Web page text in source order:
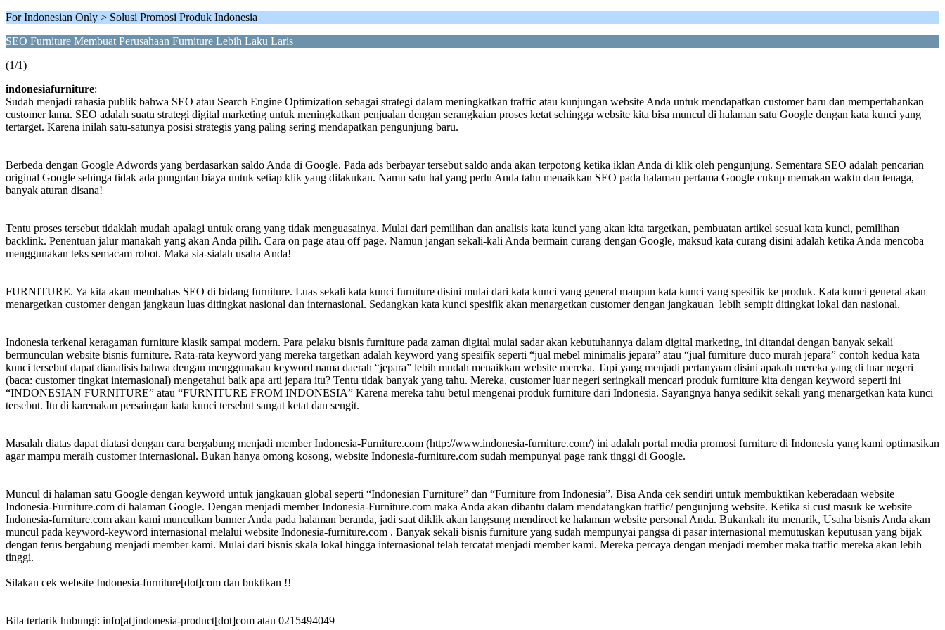
For Indonesian Only > Solusi Promosi Produk Indonesia
SEO Furniture Membuat Perusahaan Furniture Lebih Laku Laris
(1/1)
indonesiafurniture:
Sudah menjadi rahasia publik bahwa SEO atau Search Engine Optimization sebagai strategi dalam meningkatkan traffic atau kunjungan website Anda untuk mendapatkan customer baru dan mempertahankan
customer lama. SEO adalah suatu strategi digital marketing untuk meningkatkan penjualan dengan serangkaian proses ketat sehingga website kita bisa muncul di halaman satu Google dengan kata kunci yang
tertarget. Karena inilah satu-satunya posisi strategis yang paling sering mendapatkan pengunjung baru.
Berbeda dengan Google Adwords yang berdasarkan saldo Anda di Google. Pada ads berbayar tersebut saldo anda akan terpotong ketika iklan Anda di klik oleh pengunjung. Sementara SEO adalah pencarian
original Google sehinga tidak ada pungutan biaya untuk setiap klik yang dilakukan. Namu satu hal yang perlu Anda tahu menaikkan SEO pada halaman pertama Google cukup memakan waktu dan tenaga,
banyak aturan disana!
Tentu proses tersebut tidaklah mudah apalagi untuk orang yang tidak menguasainya. Mulai dari pemilihan dan analisis kata kunci yang akan kita targetkan, pembuatan artikel sesuai kata kunci, pemilihan
backlink. Penentuan jalur manakah yang akan Anda pilih. Cara on page atau off page. Namun jangan sekali-kali Anda bermain curang dengan Google, maksud kata curang disini adalah ketika Anda mencoba
menggunakan teks semacam robot. Maka sia-sialah usaha Anda!
FURNITURE. Ya kita akan membahas SEO di bidang furniture. Luas sekali kata kunci furniture disini mulai dari kata kunci yang general maupun kata kunci yang spesifik ke produk. Kata kunci general akan
menargetkan customer dengan jangkaun luas ditingkat nasional dan internasional. Sedangkan kata kunci spesifik akan menargetkan customer dengan jangkauan lebih sempit ditingkat lokal dan nasional.
Indonesia terkenal keragaman furniture klasik sampai modern. Para pelaku bisnis furniture pada zaman digital mulai sadar akan kebutuhannya dalam digital marketing, ini ditandai dengan banyak sekali
bermunculan website bisnis furniture. Rata-rata keyword yang mereka targetkan adalah keyword yang spesifik seperti “jual mebel minimalis jepara” atau “jual furniture duco murah jepara” contoh kedua kata
kunci tersebut dapat dianalisis bahwa dengan menggunakan keyword nama daerah “jepara” lebih mudah menaikkan website mereka. Tapi yang menjadi pertanyaan disini apakah mereka yang di luar negeri
(baca: customer tingkat internasional) mengetahui baik apa arti jepara itu? Tentu tidak banyak yang tahu. Mereka, customer luar negeri seringkali mencari produk furniture kita dengan keyword seperti ini
“INDONESIAN FURNITURE” atau “FURNITURE FROM INDONESIA” Karena mereka tahu betul mengenai produk furniture dari Indonesia. Sayangnya hanya sedikit sekali yang menargetkan kata kunci
tersebut. Itu di karenakan persaingan kata kunci tersebut sangat ketat dan sengit.
Masalah diatas dapat diatasi dengan cara bergabung menjadi member Indonesia-Furniture.com (http://www.indonesia-furniture.com/) ini adalah portal media promosi furniture di Indonesia yang kami optimasikan
agar mampu meraih customer internasional. Bukan hanya omong kosong, website Indonesia-furniture.com sudah mempunyai page rank tinggi di Google.
Muncul di halaman satu Google dengan keyword untuk jangkauan global seperti “Indonesian Furniture” dan “Furniture from Indonesia”. Bisa Anda cek sendiri untuk membuktikan keberadaan website
Indonesia-Furniture.com di halaman Google. Dengan menjadi member Indonesia-Furniture.com maka Anda akan dibantu dalam mendatangkan traffic/ pengunjung website. Ketika si cust masuk ke website
Indonesia-furniture.com akan kami munculkan banner Anda pada halaman beranda, jadi saat diklik akan langsung mendirect ke halaman website personal Anda. Bukankah itu menarik, Usaha bisnis Anda akan
muncul pada keyword-keyword internasional melalui website Indonesia-furniture.com . Banyak sekali bisnis furniture yang sudah mempunyai pangsa di pasar internasional memutuskan keputusan yang bijak
dengan terus bergabung menjadi member kami. Mulai dari bisnis skala lokal hingga internasional telah tercatat menjadi member kami. Mereka percaya dengan menjadi member maka traffic mereka akan lebih
tinggi.
Silakan cek website Indonesia-furniture[dot]com dan buktikan !!
Bila tertarik hubungi: info[at]indonesia-product[dot]com atau 0215494049